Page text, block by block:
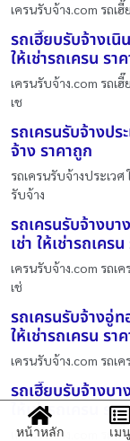
เครนรับจ้าง.com รถเ
รถเฮี๊ยบรับจ้างเนิ
ให้เช่ารถเครน รา
เครนรับจ้าง.com รถเ
เช
รถเครนรับจ้างปร
จ้าง ราคาถูก
รถเครนรับจ้างประเว
รับจ้าง
รถเครนรับจ้างบา
เช่า ให้เช่ารถเคร
เครนรับจ้าง.com รถเ
เช่
รถเครนรับจ้างอู่ท
ให้เช่ารถเครน รา
เครนรับจ้าง.com รถเ
รถเฮี๊ยบรับจ้างบา
ให้เช่ารถเครน ราค
เครนรับจ้าง.com รถเ
หน้าหลัก เมนู